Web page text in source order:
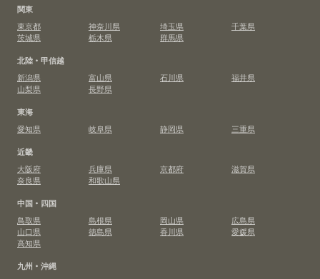
関東
東京都
神奈川県 埼玉県
千葉県
茨城県
栃木県
群馬県
北陸・甲信越
新潟県
富山県 石川県
福井県
山梨県
長野県
東海
愛知県
岐阜県 静岡県
三重県
近畿
大阪府
兵庫県 京都府
滋賀県
奈良県
和歌山県
中国・四国
鳥取県
島根県 岡山県
広島県
山口県
徳島県 香川県
愛媛県
高知県
九州・沖縄